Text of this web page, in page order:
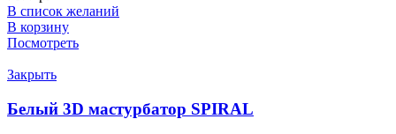
В список желаний
В корзину
Посмотреть
Закрыть
Белый 3D мастурбатор SPIRAL